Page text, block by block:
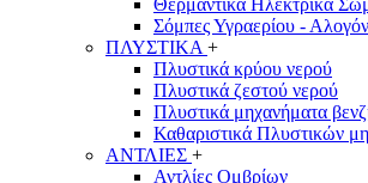
Θερμαντικά Ηλεκτρικά
Σόμπες Υγραερίου -
ΠΛΥΣΤΙΚΑ +
Πλυστικά κρύου νερού
Πλυστικά ζεστού νερού
Πλυστικά μηχανήματα
Καθαριστικά Πλυστικών
ΑΝΤΛΙΕΣ +
Αντλίες Ομβρίων